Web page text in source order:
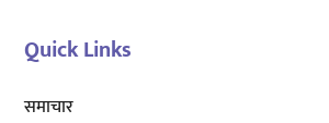
Quick Links
समाचार